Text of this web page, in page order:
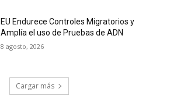
EU Endurece Controles Migratorios y
Amplía el uso de Pruebas de ADN
8 agosto, 2026
Cargar más